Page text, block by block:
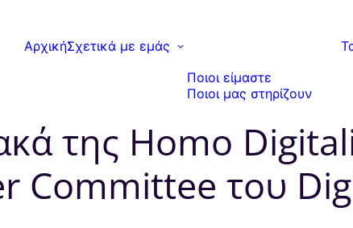
ΑρχικήΣχετικά με εμάς
Ποιοι είμαστε
Ποιοι μας στηρίζουν
της Ηοmo
Committee του